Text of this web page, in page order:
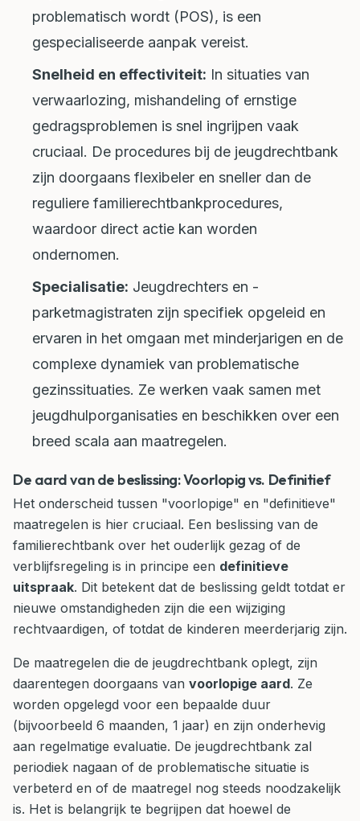
problematisch wordt (POS), is een
gespecialiseerde aanpak vereist.
Snelheid en effectiviteit: In situaties van
verwaarlozing, mishandeling of ernstige
gedragsproblemen is snel ingrijpen vaak
cruciaal. De procedures bij de jeugdrechtbank
zijn doorgaans flexibeler en sneller dan de
reguliere familierechtbankprocedures,
waardoor direct actie kan worden
ondernomen.
Specialisatie: Jeugdrechters en -
parketmagistraten zijn specifiek opgeleid en
ervaren in het omgaan met minderjarigen en de
complexe dynamiek van problematische
gezinssituaties. Ze werken vaak samen met
jeugdhulporganisaties en beschikken over een
breed scala aan maatregelen.
De aard van de beslissing: Voorlopig vs. Definitief
Het onderscheid tussen "voorlopige" en "definitieve"
maatregelen is hier cruciaal. Een beslissing van de
familierechtbank over het ouderlijk gezag of de
verblijfsregeling is in principe een definitieve
uitspraak. Dit betekent dat de beslissing geldt totdat er
nieuwe omstandigheden zijn die een wijziging
rechtvaardigen, of totdat de kinderen meerderjarig zijn.
De maatregelen die de jeugdrechtbank oplegt, zijn
daarentegen doorgaans van voorlopige aard. Ze
worden opgelegd voor een bepaalde duur
(bijvoorbeeld 6 maanden, 1 jaar) en zijn onderhevig
aan regelmatige evaluatie. De jeugdrechtbank zal
periodiek nagaan of de problematische situatie is
verbeterd en of de maatregel nog steeds noodzakelijk
is. Het is belangrijk te begrijpen dat hoewel de